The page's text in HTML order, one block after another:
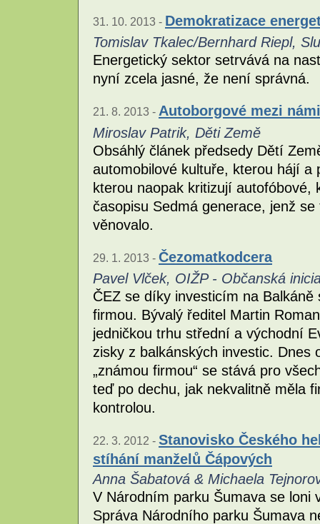
31. 10. 2013 - Demokratizace
Tomislav Tkalec/Bernhard Riepl,
Energetický sektor setrvává na
nyní zcela jasné, že není správná.
21. 8. 2013 - Autoborgové mezi námi
Miroslav Patrik, Děti Země
Obsáhlý článek předsedy Dětí
automobilové kultuře, kterou hájí
kterou naopak kritizují
časopisu Sedmá generace, jenž
věnovalo.
29. 1. 2013 - Čezomatkodcera
Pavel Vlček, OIŽP - Občanská
ČEZ se díky investicím na
firmou. Bývalý ředitel Martin
jedničkou trhu střední a východní
zisky z balkánských investic. Dnes
„známou firmou“ se stává pro
teď po dechu, jak nekvalitně měla
kontrolou.
22. 3. 2012 - Stanovisko Českého
stíhání manželů Čápových
Anna Šabatová & Michaela
V Národním parku Šumava se loni
Správa Národního parku Šumava